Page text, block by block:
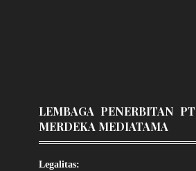
LEMBAGA PENERBITAN
MERDEKA MEDIATAMA
Legalitas: